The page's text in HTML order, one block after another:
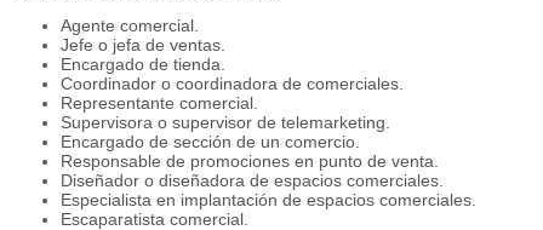
Agente comercial.
Jefe o jefa de ventas.
Encargado de tienda.
Coordinador o coordinadora de comerciales.
Representante comercial.
Supervisora o supervisor de telemarketing.
Encargado de sección de un comercio.
Responsable de promociones en punto de venta.
Diseñador o diseñadora de espacios comerciales.
Especialista en implantación de espacios comerciales.
Escaparatista comercial.